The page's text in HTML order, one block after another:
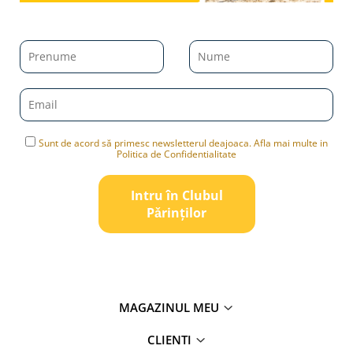
australiană, RBA
Animalele Planetei Nr.8 - Cangurul din sălbăticia australiană oferă
copiilor ocazia de a explora fauna Australiei cu ajutorul unei
figurine detaliate și al unei reviste ilustrate. Figurina redă fidel
aspectul cangurului, iar revista include imagini și informații
Produsul face parte dintr-o colecție care îi ajută pe cei mici să
cunoască animalele sălbatice într-un mod accesibil. Copiii pot
studia figurina, observând detaliile corpului cangurului, și pot
răsfoi revista pentru a afla lucruri noi despre viața acestuia în
natură. Prin joacă și lectură, cei mici își pot îmbogăți vocabularul
și pot înțelege mai bine lumea animalelor.
Folosirea figurinei împreună cu revista stimulează curiozitatea și îi
Figurină cangur cu detalii realiste
Sunt de acord să primesc newsletterul deajoaca. Afla mai multe in
Politica de Confidentialitate
Intru în Clubul
Pǎrinților
MAGAZINUL MEU
CLIENTI